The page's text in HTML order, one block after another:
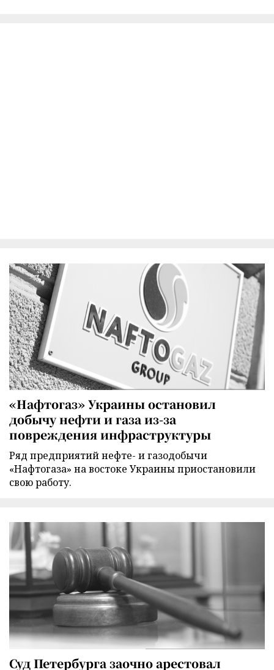
«Нафтогаз» Украины остановил
добычу нефти и газа из-за
повреждения инфраструктуры
Ряд предприятий нефте- и газодобычи
«Нафтогаза» на востоке Украины приостановили
свою работу.
Суд Петербурга заочно арестовал